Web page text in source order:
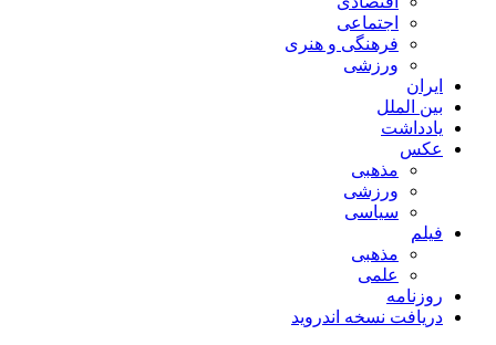
اجتماعی
فرهنگی و هنری
ورزشی
ایران
بین الملل
یادداشت
عکس
مذهبی
ورزشی
سیاسی
فیلم
مذهبی
علمی
روزنامه
دریافت نسخه اندروید